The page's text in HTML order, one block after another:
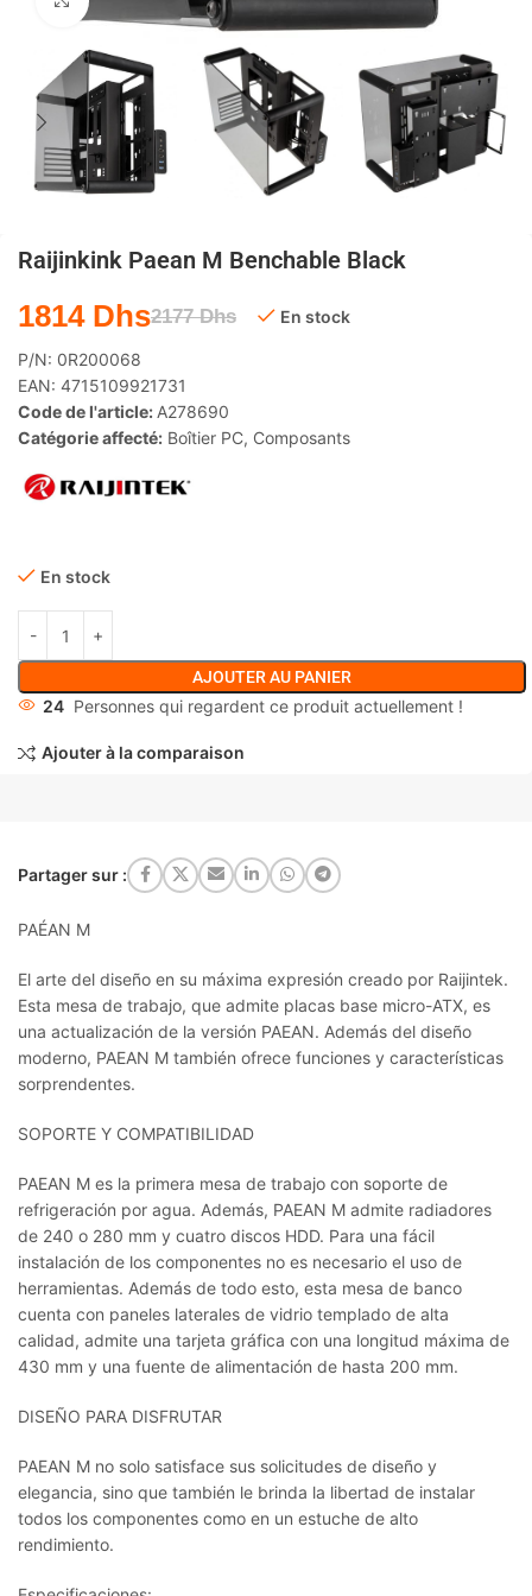
Raijinkink Paean M Benchable Black
2177Dhs
1814 Dhs En stock
P/N: 0R200068
EAN: 4715109921731
Code de l'article: A278690
Catégorie affecté: Boîtier PC, Composants
En stock
AJOUTER AU PANIER
24 Personnes qui regardent ce produit actuellement !
Ajouter à la comparaison
Partager sur :
PAÉAN M
El arte del diseño en su máxima expresión creado por Raijintek.
Esta mesa de trabajo, que admite placas base micro-ATX, es
una actualización de la versión PAEAN. Además del diseño
moderno, PAEAN M también ofrece funciones y características
sorprendentes.
SOPORTE Y COMPATIBILIDAD
PAEAN M es la primera mesa de trabajo con soporte de
refrigeración por agua. Además, PAEAN M admite radiadores
de 240 o 280 mm y cuatro discos HDD. Para una fácil
instalación de los componentes no es necesario el uso de
herramientas. Además de todo esto, esta mesa de banco
cuenta con paneles laterales de vidrio templado de alta
calidad, admite una tarjeta gráfica con una longitud máxima de
430 mm y una fuente de alimentación de hasta 200 mm.
DISEÑO PARA DISFRUTAR
PAEAN M no solo satisface sus solicitudes de diseño y
elegancia, sino que también le brinda la libertad de instalar
todos los componentes como en un estuche de alto
rendimiento.